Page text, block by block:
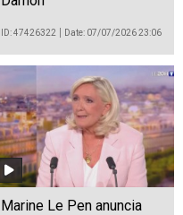
ID: 47426322 Date: 07/07/2026 23:06
Marine Le Pen anuncia